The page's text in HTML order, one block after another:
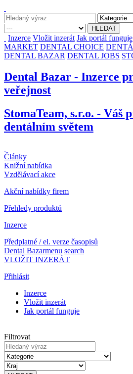
Inzerce Vložit inzerát Jak portál funguje
MARKET DENTAL CHOICE
DENTAL BAZAR DENTAL JOBS
Dental Bazar - Inzerce
veřejnost
StomaTeam, s.r.o. - Váš
dentálním světem
Články
Knižní nabídka
Vzdělávací akce
Akční nabídky firem
Přehledy produktů
Inzerce
Předplatné / el. verze časopisů
Dental Bazarmenu search
VLOŽIT INZERÁT
Přihlásit
Inzerce
Vložit inzerát
Jak portál funguje
Filtrovat